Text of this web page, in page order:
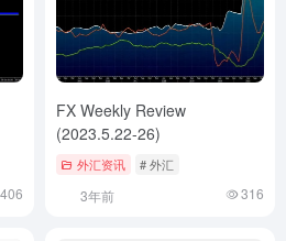
406
FX Weekly Review
(2023.5.22-26)
外汇资讯 # 外汇
3年前 316